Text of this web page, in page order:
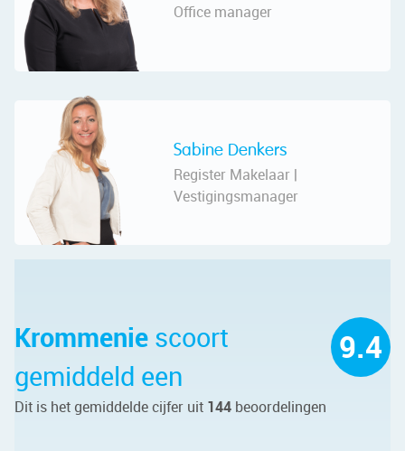
Office manager
Sabine Denkers
Register Makelaar |
Vestigingsmanager
Krommenie scoort
gemiddeld een
9.4
Dit is het gemiddelde cijfer uit 144 beoordelingen